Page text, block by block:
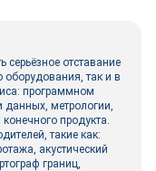
отставание
оборудования, так и в
программном
данных, метрологии,
продукта.
такие как:
акустический
границ,